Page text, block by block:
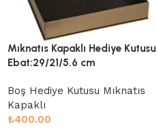
Mıknatıs Kapaklı Hediye Kutusu
Ebat:29/21/5.6 cm
Boş Hediye Kutusu Mıknatıs
Kapaklı
₺400.00